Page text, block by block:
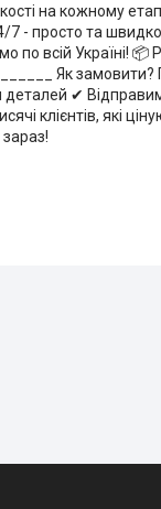
на кожному
7 - просто та
всій Україні!
Як
✔
клієнтів, які